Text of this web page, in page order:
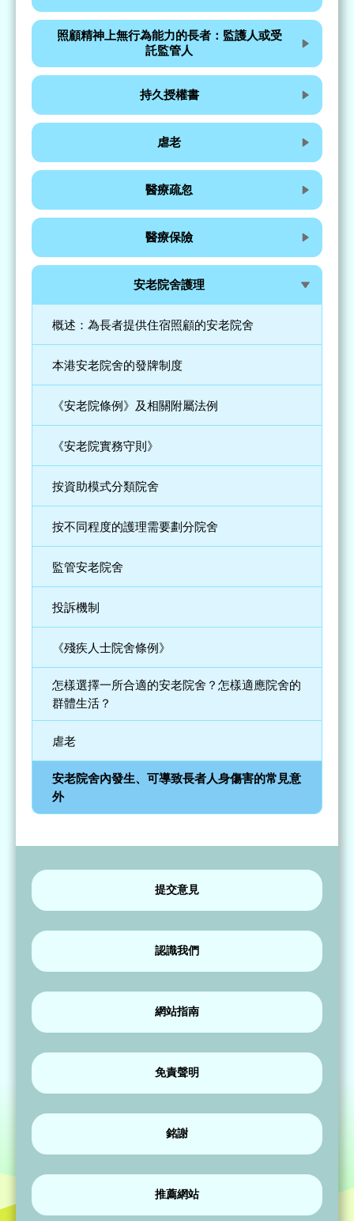
照顧精神上無行為能力的長者：監護人或受
託監管人
持久授權書
虐老
醫療疏忽
醫療保險
安老院舍護理
安老院舍內發生、可導致長者人身傷害的常見意
外
虐老
怎樣選擇一所合適的安老院舍？怎樣適應院舍的
群體生活？
《殘疾人士院舍條例》
投訴機制
監管安老院舍
按不同程度的護理需要劃分院舍
按資助模式分類院舍
《安老院實務守則》
《安老院條例》及相關附屬法例
本港安老院舍的發牌制度
概述：為長者提供住宿照顧的安老院舍
提交意見
認識我們
網站指南
免責聲明
銘謝
推薦網站